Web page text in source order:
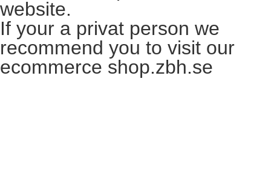
website.
If your a privat person we
recommend you to visit our
ecommerce shop.zbh.se